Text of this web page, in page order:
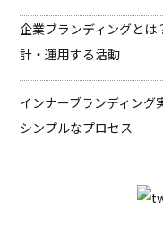
企業ブランディングと
計・運用する活動
インナーブランディン
シンプルなプロセス